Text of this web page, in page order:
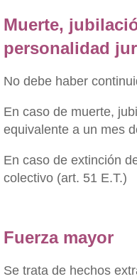
Muerte,
personalidad
No debe haber
En caso de muerte,
equivalente a un mes
En caso de extinción
colectivo (art. 51 E.T.)
Fuerza mayor
Se trata de hechos